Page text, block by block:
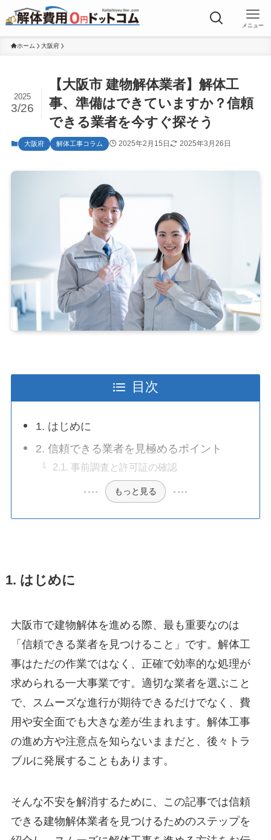
メニュー
ホーム 大阪府
【大阪市 建物解体業者】解体工
事、準備はできていますか？信頼
できる業者を今すぐ探そう
2025
3/26
大阪府 解体工事コラム 2025年2月15日 2025年3月26日
目次
1. はじめに
2. 信頼できる業者を見極めるポイント
2.1. 事前調査と許可証の確認
もっと見る
1. はじめに
大阪市で建物解体を進める際、最も重要なのは
「信頼できる業者を見つけること」です。解体工
事はただの作業ではなく、正確で効率的な処理が
求められる一大事業です。適切な業者を選ぶこと
で、スムーズな進行が期待できるだけでなく、費
用や安全面でも大きな差が生まれます。解体工事
の進め方や注意点を知らないままだと、後々トラ
ブルに発展することもあります。
そんな不安を解消するために、この記事では信頼
できる建物解体業者を見つけるためのステップを